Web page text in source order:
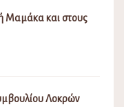
Μαμάκα και στους
Λοκρών